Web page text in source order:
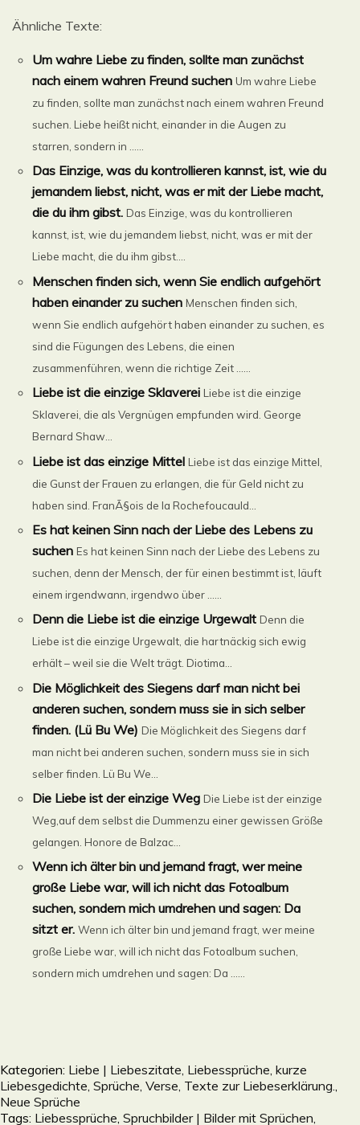
Ähnliche Texte:
Um wahre Liebe zu finden, sollte man zunächst
nach einem wahren Freund suchen Um wahre Liebe
zu finden, sollte man zunächst nach einem wahren Freund
suchen. Liebe heißt nicht, einander in die Augen zu
starren, sondern in ......
Das Einzige, was du kontrollieren kannst, ist, wie du
jemandem liebst, nicht, was er mit der Liebe macht,
die du ihm gibst. Das Einzige, was du kontrollieren
kannst, ist, wie du jemandem liebst, nicht, was er mit der
Liebe macht, die du ihm gibst....
Menschen finden sich, wenn Sie endlich aufgehört
haben einander zu suchen Menschen finden sich,
wenn Sie endlich aufgehört haben einander zu suchen, es
sind die Fügungen des Lebens, die einen
zusammenführen, wenn die richtige Zeit ......
Liebe ist die einzige Sklaverei Liebe ist die einzige
Sklaverei, die als Vergnügen empfunden wird. George
Bernard Shaw...
Liebe ist das einzige Mittel Liebe ist das einzige Mittel,
die Gunst der Frauen zu erlangen, die für Geld nicht zu
haben sind. FranÃ§ois de la Rochefoucauld...
Es hat keinen Sinn nach der Liebe des Lebens zu
suchen Es hat keinen Sinn nach der Liebe des Lebens zu
suchen, denn der Mensch, der für einen bestimmt ist, läuft
einem irgendwann, irgendwo über ......
Denn die Liebe ist die einzige Urgewalt Denn die
Liebe ist die einzige Urgewalt, die hartnäckig sich ewig
erhält – weil sie die Welt trägt. Diotima...
Die Möglichkeit des Siegens darf man nicht bei
anderen suchen, sondern muss sie in sich selber
finden. (Lü Bu We) Die Möglichkeit des Siegens darf
man nicht bei anderen suchen, sondern muss sie in sich
selber finden. Lü Bu We...
Die Liebe ist der einzige Weg Die Liebe ist der einzige
Weg,auf dem selbst die Dummenzu einer gewissen Größe
gelangen. Honore de Balzac...
Wenn ich älter bin und jemand fragt, wer meine
große Liebe war, will ich nicht das Fotoalbum
suchen, sondern mich umdrehen und sagen: Da
sitzt er. Wenn ich älter bin und jemand fragt, wer meine
große Liebe war, will ich nicht das Fotoalbum suchen,
sondern mich umdrehen und sagen: Da ......
Kategorien: Liebe | Liebeszitate, Liebessprüche, kurze
Liebesgedichte, Sprüche, Verse, Texte zur Liebeserklärung.
Neue Sprüche
Tags: Liebessprüche Spruchbilder | Bilder mit Sprüchen,